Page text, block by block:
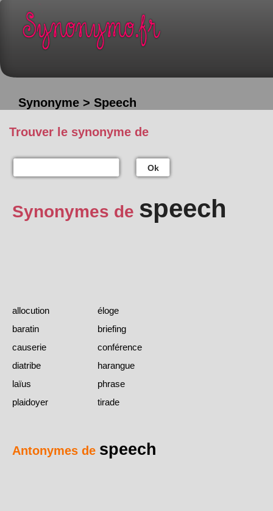
Synonyme > Speech
Trouver le synonyme de
Ok
Synonymes de speech
allocution
éloge
baratin
briefing
causerie
conférence
diatribe
harangue
laïus
phrase
plaidoyer
tirade
Antonymes de speech